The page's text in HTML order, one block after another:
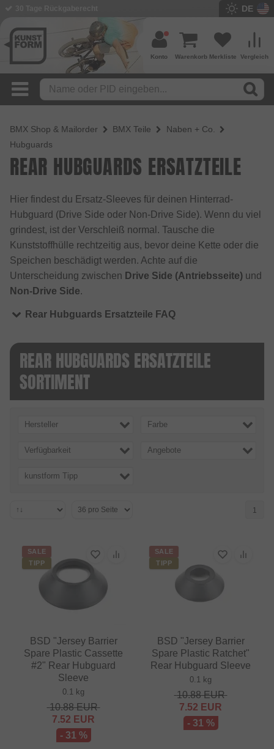
DE
Vergleich
Merkliste
Warenkorb
Konto
BMX Shop & Mailorder BMX Teile
Naben + Co.
Hubguards
REAR HUBGUARDS ERSATZTEILE
Hier findest du Ersatz-Sleeves für deinen Hinterrad-
Hubguard (Drive Side oder Non-Drive Side). Wenn du viel
grindest, ist der Verschleiß normal. Tausche die
Kunststoffhülle rechtzeitig aus, bevor deine Kette oder die
Speichen beschädigt werden. Achte auf die
Unterscheidung zwischen Drive Side (Antriebsseite) und
Non-Drive Side.
Rear Hubguards Ersatzteile FAQ
REAR HUBGUARDS ERSATZTEILE
SORTIMENT
Hersteller Farbe
Verfügbarkeit Angebote
kunstform Tipp
1
SALE
TIPP
BSD "Jersey Barrier
Spare Plastic Cassette
#2" Rear Hubguard
Sleeve
0.1 kg
10.88EUR
7.52 EUR
- 31 %
SALE
TIPP
BSD "Jersey Barrier
Spare Plastic Ratchet"
Rear Hubguard Sleeve
0.1 kg
10.88EUR
7.52 EUR
- 31 %